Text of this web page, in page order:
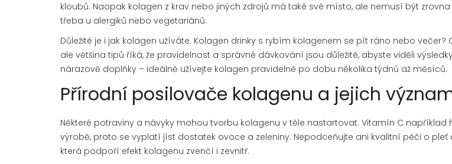
kloubů. Naopak kolagen z krav nebo jiných zdrojů má také své místo, ale nemusí být
třeba u alergiků nebo vegetariánů.
Důležité je i jak kolagen užíváte. Kolagen drinky s rybím kolagenem se pít ráno nebo večer?
ale většina tipů říká, že pravidelnost a správné dávkování jsou důležité, abyste viděli
nárazově doplňky – ideálně užívejte kolagen pravidelně po dobu několika týdnů až měsíců.
Přírodní posilovače kolagenu a jejich
Některé potraviny a návyky mohou tvorbu kolagenu v těle nastartovat. Vitamín C například
výrobě, proto se vyplatí jíst dostatek ovoce a zeleniny. Nepodceňujte ani kvalitní péči o
která podpoří efekt kolagenu zvenčí i zevnitř.